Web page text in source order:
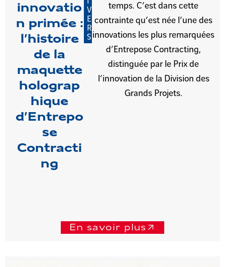
innovatio
n primée :
l’histoire
de la
maquette
holograp
hique
d’Entrepo
se
Contracti
ng
V
E
R
S
temps. C’est dans cette
contrainte qu’est née l’une des
innovations les plus remarquées
d’Entrepose Contracting,
distinguée par le Prix de
l’innovation de la Division des
Grands Projets.
En savoir plus